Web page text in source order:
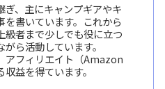
ぎ、主にキャンプギアやキ
を書いています。これから
級者まで少しでも役に立つ
ら活動しています。
アフィリエイト（Amazon
益を得ています。